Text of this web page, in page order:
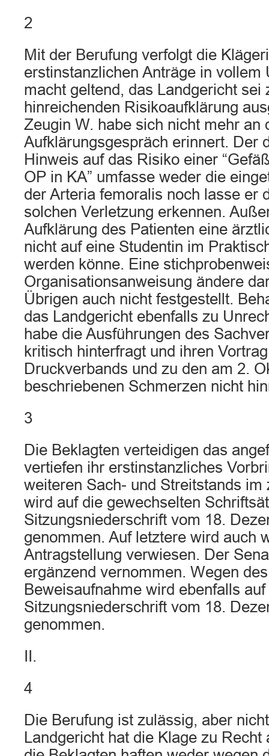
2
Mit der Berufung verfolgt die
erstinstanzlichen Anträge in vollem
macht geltend, das Landgericht sei
hinreichenden Risikoaufklärung
Zeugin W. habe sich nicht mehr an
Aufklärungsgespräch erinnert. Der
Hinweis auf das Risiko einer
OP in KA” umfasse weder die
der Arteria femoralis noch lasse er
solchen Verletzung erkennen.
Aufklärung des Patienten eine
nicht auf eine Studentin im
werden könne. Eine
Organisationsanweisung ändere
Übrigen auch nicht festgestellt.
das Landgericht ebenfalls zu
habe die Ausführungen des
kritisch hinterfragt und ihren
Druckverbands und zu den am 2.
beschriebenen Schmerzen nicht
3
Die Beklagten verteidigen das
vertiefen ihr erstinstanzliches
weiteren Sach- und Streitstands im
wird auf die gewechselten
Sitzungsniederschrift vom 18.
genommen. Auf letztere wird auch
Antragstellung verwiesen. Der
ergänzend vernommen. Wegen
Beweisaufnahme wird ebenfalls auf
Sitzungsniederschrift vom 18.
genommen.
II.
4
Die Berufung ist zulässig, aber
Landgericht hat die Klage zu Recht